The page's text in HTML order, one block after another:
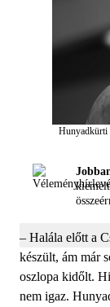
– Halála előtt a
készült, ám már
oszlopa kidőlt.
nem igaz.